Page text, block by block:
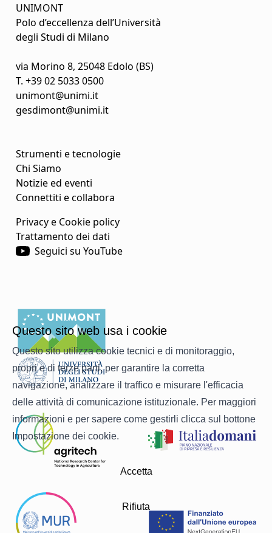
Questo sito web usa i cookie
Questo sito utilizza cookie tecnici e di monitoraggio,
propri e di terze parti, per garantire la corretta
navigazione, analizzare il traffico e misurare l'efficacia
delle attività di comunicazione istituzionale. Per maggiori
informazioni e per sapere come gestirli clicca sul bottone
Impostazione dei cookie.
Accetta
Rifiuta
UNIMONT
Polo d’eccellenza dell’Università
degli Studi di Milano
via Morino 8, 25048 Edolo (BS)
T. +39 02 5033 0500
unimont@unimi.it
gesdimont@unimi.it
Strumenti e tecnologie
Chi Siamo
Notizie ed eventi
Connettiti e collabora
Privacy e Cookie policy
Trattamento dei dati
Seguici su YouTube